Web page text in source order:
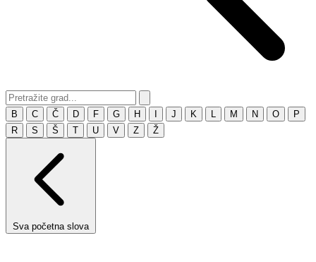
B C Č D F G H J K M N O
P
R
S Š T U V Z Ž
Sva početna slova